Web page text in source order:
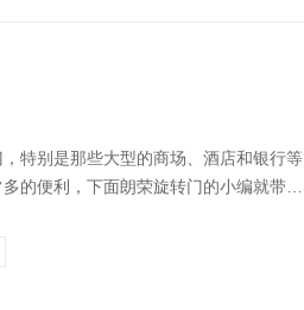
特别是那些大型的商场、酒店和银行等
的便利，下面朗荣旋转门的小编就带大